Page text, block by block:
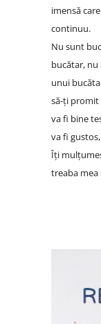
imensă
continuu.
Nu sunt
bucătar, nu
unui
să-ți promit
va fi bine
va fi
Îți
treaba mea